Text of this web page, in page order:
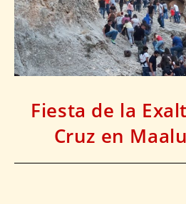
Fiesta de la
Cruz en